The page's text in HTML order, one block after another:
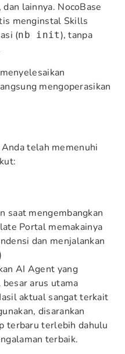
lainnya. NocoBase
menginstal Skills
(nb init), tanpa
mengoperasikan
telah memenuhi
saat mengembangkan
Portal memakainya
dan menjalankan
AI Agent yang
arus utama
aktual sangat terkait
disarankan
terbaru terlebih dahulu
terbaik.